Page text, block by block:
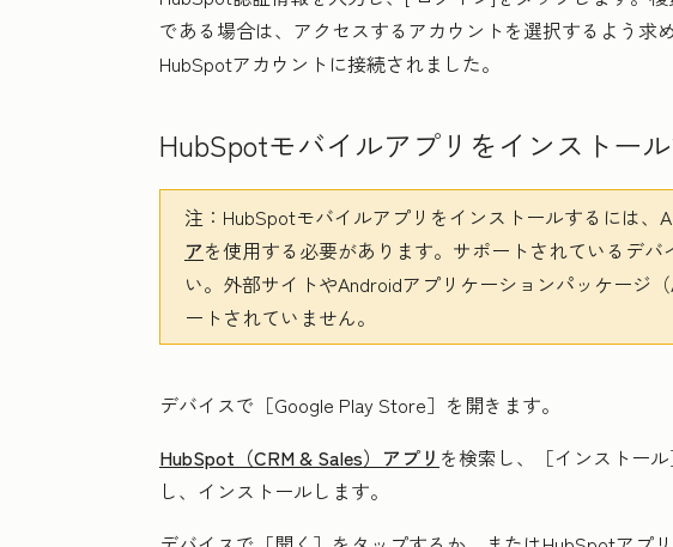
である場合は、アクセスするアカウントを選択するよう求
HubSpotアカウントに接続されました。
HubSpotモバイルアプリをインストール
注： HubSpotモバイルアプリをインストールするには、
アを使用する必要があります。サポートされているデバ
い。外部サイトやAndroidアプリケーションパッケージ
ートされていません。
デバイスで ［Google Play Store］ を開きます。
HubSpot（CRM & Sales）アプリ を検索し、 ［インストール
し、インストールします。